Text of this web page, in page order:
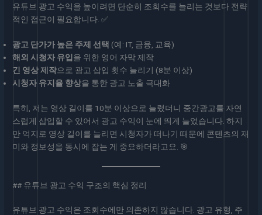
유튜브 광고 수익을 높이려면 단순히 조회수를 늘리는 것보다 전략
적인 접근이 필요합니다. ✅
광고 단가가 높은 주제 선택 (예: IT, 금융, 교육)
해외 시청자 유입 을 위한 영어 자막 제작
긴 영상 제작으로 광고 삽입 횟수 늘리기 (8분 이상)
시청자 유지율 향상을 통한 광고 노출 극대화
특히, 저는 영상 길이를 10분 이상으로 늘렸더니 중간광고를 자연
스럽게 삽입할 수 있어서 광고 수익이 눈에 띄게 늘었습니다. 하지
만 억지로 영상 길이를 늘리면 시청자가 떠나기 때문에 콘텐츠의 재
미와 정보성을 동시에 잡는 게 중요하더라고요. 🎯
## 유튜브 광고 수익 구조의 핵심 정리
유튜브 광고 수익은 조회수에만 의존하지 않습니다. 광고 유형, 주